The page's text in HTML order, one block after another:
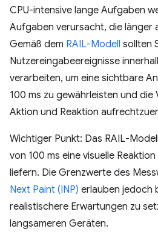
CPU-intensive lange Aufgaben
Aufgaben verursacht, die länger
Gemäß dem RAIL-Modell sollten
Nutzereingabeereignisse
verarbeiten, um eine sichtbare
100 ms zu gewährleisten und die
Aktion und Reaktion
Wichtiger Punkt: Das RAIL-
von 100 ms eine visuelle
liefern. Die Grenzwerte des
Next Paint (INP) erlauben jedoch
realistischere Erwartungen zu
langsameren Geräten.